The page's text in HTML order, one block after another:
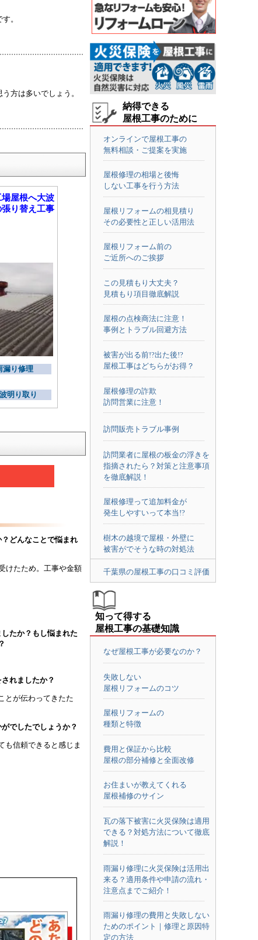
。
方は多いでしょう。
屋根へ大波
り替え工事
り修理
明り取り
どんなことで悩まれ
けたため。工事や金額
たか？もし悩まれた
れましたか？
とが伝わってきたた
でしたでしょうか？
も信頼できると感じま
納得できる
屋根工事のために
オンラインで屋根工事の
無料相談・ご提案を実施
屋根修理の相場と後悔
しない工事を行う方法
屋根リフォームの相見積り
その必要性と正しい活用法
屋根リフォーム前の
ご近所へのご挨拶
この見積もり大丈夫？
見積もり項目徹底解説
屋根の点検商法に注意！
事例とトラブル回避方法
被害が出る前!?出た後!?
屋根工事はどちらがお得？
屋根修理の詐欺
訪問営業に注意！
訪問販売トラブル事例
訪問業者に屋根の板金の浮きを
指摘されたら？対策と注意事項
を徹底解説！
屋根修理って追加料金が
発生しやすいって本当!?
樹木の越境で屋根・外壁に
被害がでそうな時の対処法
千葉県の屋根工事の口コミ評価
知って得する
屋根工事の基礎知識
なぜ屋根工事が必要なのか？
失敗しない
屋根リフォームのコツ
屋根リフォームの
種類と特徴
費用と保証から比較
屋根の部分補修と全面改修
お住まいが教えてくれる
屋根補修のサイン
瓦の落下被害に火災保険は適用
できる？対処方法について徹底
解説！
雨漏り修理に火災保険は活用出
来る？適用条件や申請の流れ・
注意点までご紹介！
雨漏り修理の費用と失敗しない
ためのポイント｜修理と原因特
定の方法